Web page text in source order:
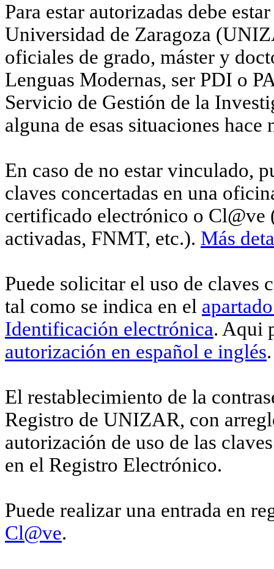
Para estar autorizadas debe
Universidad de Zaragoza
oficiales de grado, máster y
Lenguas Modernas, ser PDI o
Servicio de Gestión de la
alguna de esas situaciones
En caso de no estar vinculado,
claves concertadas en una
certificado electrónico o
activadas, FNMT, etc.). Más
Puede solicitar el uso de claves
tal como se indica en el
Identificación electrónica. Aqui
autorización en español e inglés.
El restablecimiento de la
Registro de UNIZAR, con
autorización de uso de las
en el Registro Electrónico.
Puede realizar una entrada en
Cl@ve.